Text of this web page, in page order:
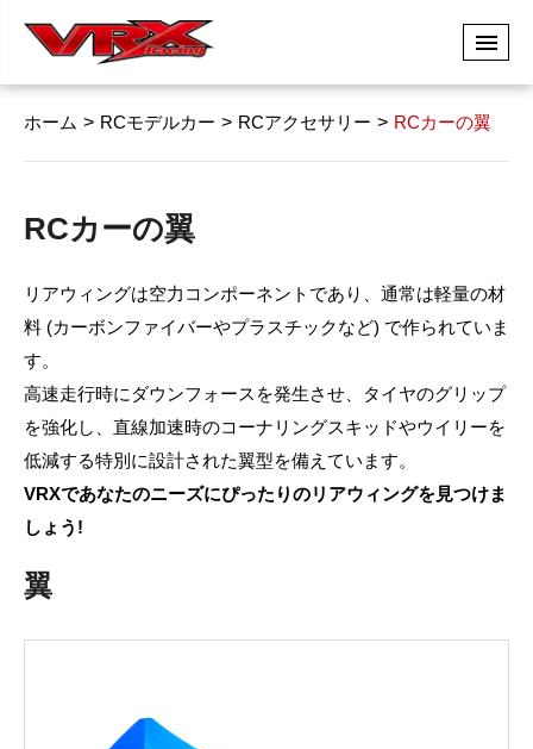
ホーム RCモデルカー RCアクセサリー RCカーの翼
RCカーの翼
リアウィングは空力コンポーネントであり、通常は軽量の材
料 (カーボンファイバーやプラスチックなど) で作られていま
す。
高速走行時にダウンフォースを発生させ、タイヤのグリップ
を強化し、直線加速時のコーナリングスキッドやウイリーを
低減する特別に設計された翼型を備えています。
VRXであなたのニーズにぴったりのリアウィングを見つけま
しょう!
翼